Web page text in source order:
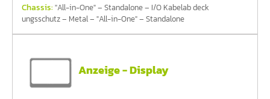
Chassis: "All-in-One" – Standalone – I/O Kabelab deck
ungsschutz – Metal – "All-in-One" – Standalone
Anzeige - Display